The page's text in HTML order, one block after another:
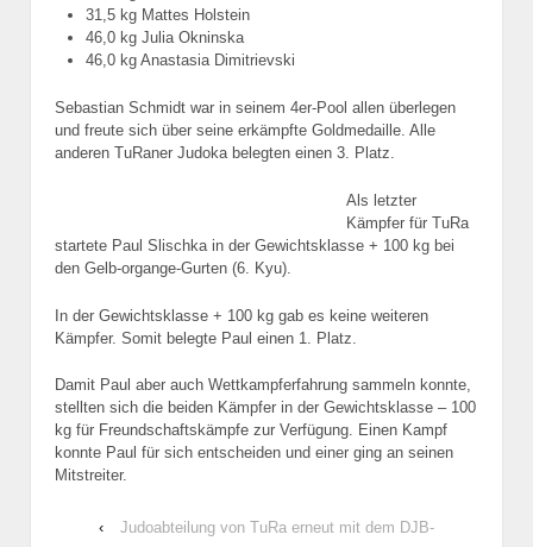
31,5 kg Mattes Holstein
46,0 kg Julia Okninska
46,0 kg Anastasia Dimitrievski
Sebastian Schmidt war in seinem 4er-Pool allen überlegen
und freute sich über seine erkämpfte Goldmedaille. Alle
anderen TuRaner Judoka belegten einen 3. Platz.
Als letzter
Kämpfer für TuRa
startete Paul Slischka in der Gewichtsklasse + 100 kg bei
den Gelb-organge-Gurten (6. Kyu).
In der Gewichtsklasse + 100 kg gab es keine weiteren
Kämpfer. Somit belegte Paul einen 1. Platz.
Damit Paul aber auch Wettkampferfahrung sammeln konnte,
stellten sich die beiden Kämpfer in der Gewichtsklasse – 100
kg für Freundschaftskämpfe zur Verfügung. Einen Kampf
konnte Paul für sich entscheiden und einer ging an seinen
Mitstreiter.
‹ Judoabteilung von TuRa erneut mit dem DJB-